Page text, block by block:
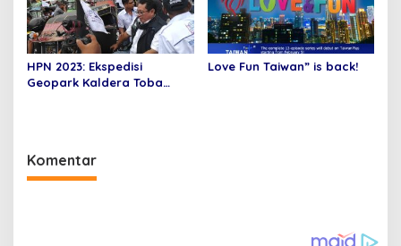
HPN 2023: Ekspedisi
Geopark Kaldera Toba
Love Fun Taiwan” is back!
Komentar